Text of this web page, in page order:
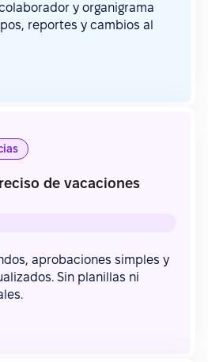
y organigrama
reportes y cambios al
de vacaciones
aprobaciones simples y
Sin planillas ni